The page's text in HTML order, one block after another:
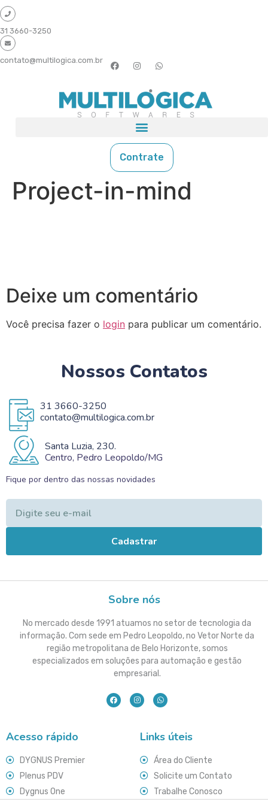
31 3660-3250
contato@multilogica.com.br
Contrate
Project-in-mind
Deixe um comentário
Você precisa fazer o login para publicar um comentário.
Nossos Contatos
31 3660-3250
contato@multilogica.com.br
Santa Luzia, 230.
Centro, Pedro Leopoldo/MG
Fique por dentro das nossas novidades
Cadastrar
Sobre nós
No mercado desde 1991 atuamos no setor de tecnologia da
informação. Com sede em Pedro Leopoldo, no Vetor Norte da
região metropolitana de Belo Horizonte, somos
especializados em soluções para automação e gestão
empresarial.
Acesso rápido
DYGNUS Premier
Plenus PDV
Dygnus One
Links úteis
Área do Cliente
Solicite um Contato
Trabalhe Conosco